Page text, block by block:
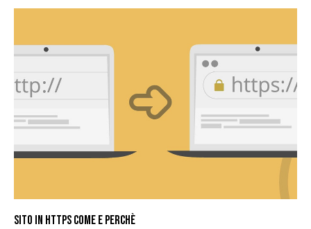
SITO IN HTTPS COME E PERCHÈ